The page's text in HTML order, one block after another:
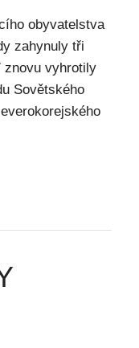
obyvatelstva
zahynuly tři
znovu vyhrotily
Sovětského